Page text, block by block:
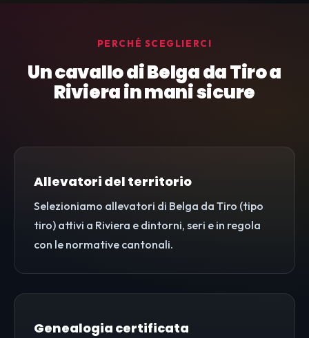
PERCHÉ SCEGLIERCI
Un cavallo di Belga da Tiro a
Riviera in mani sicure
Allevatori del territorio
Selezioniamo allevatori di Belga da Tiro (tipo
tiro) attivi a Riviera e dintorni, seri e in regola
con le normative cantonali.
Genealogia certificata